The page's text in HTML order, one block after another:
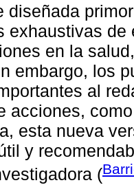
diseñada
exhaustivas
en la
embargo, los
al
acciones,
esta nueva
y
(